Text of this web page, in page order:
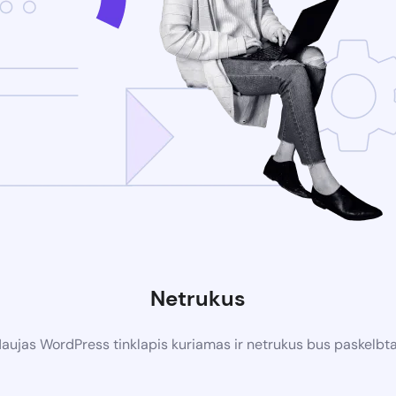
Netrukus
WordPress tinklapis kuriamas ir netrukus bus